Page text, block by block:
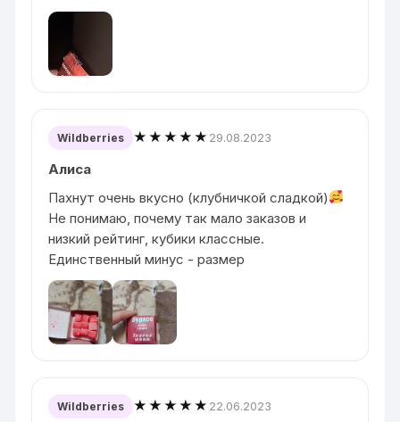
Wildberries ★★★★★ 29.08.2023
Алиса
Пахнут очень вкусно (клубничкой сладкой)
Не понимаю, почему так мало заказов и
низкий рейтинг, кубики классные.
Единственный минус - размер
Wildberries ★★★★★ 22.06.2023